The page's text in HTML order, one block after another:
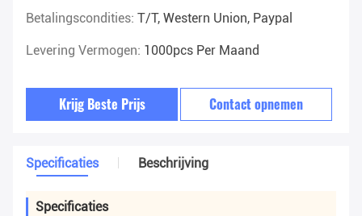
Betalingscondities: T/T, Western Union, Paypal
Levering Vermogen: 1000pcs Per Maand
Krijg Beste Prijs Contact opnemen
Specificaties Beschrijving
Specificaties